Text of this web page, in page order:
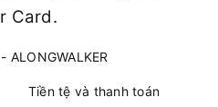
Card.
Tiền tệ và thanh toán